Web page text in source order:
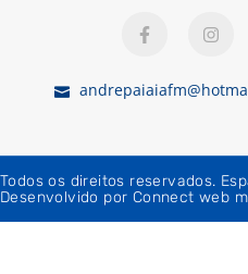
Todos os direitos reservados.
Desenvolvido por Connect web